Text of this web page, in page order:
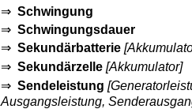
⇒Schwingung
⇒Schwingungsdauer
⇒Sekundärbatterie
⇒Sekundärzelle [Akkumulator]
⇒Sendeleistung
Ausgangsleistung,